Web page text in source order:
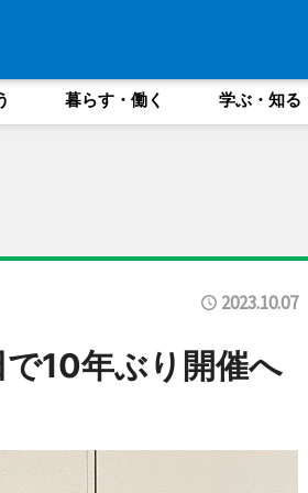
暮らす・働く 学ぶ・知る
2023.10.07
10年ぶり開催へ